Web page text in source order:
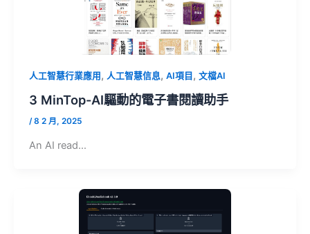
人工智慧行業應用 , 人工智慧信息, AI項目 , 文檔AI
3 MinTop-AI驅動的電子書閱讀助手
/8 2 月, 2025
An AI read…